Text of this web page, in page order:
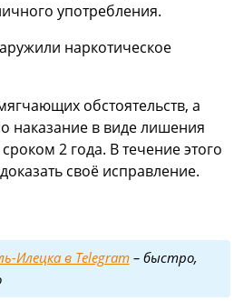
употребления.
наркотическое
обстоятельств, а
наказание в виде лишения
2 года. В течение этого
своё исправление.
Илецка в Telegram– быстро,